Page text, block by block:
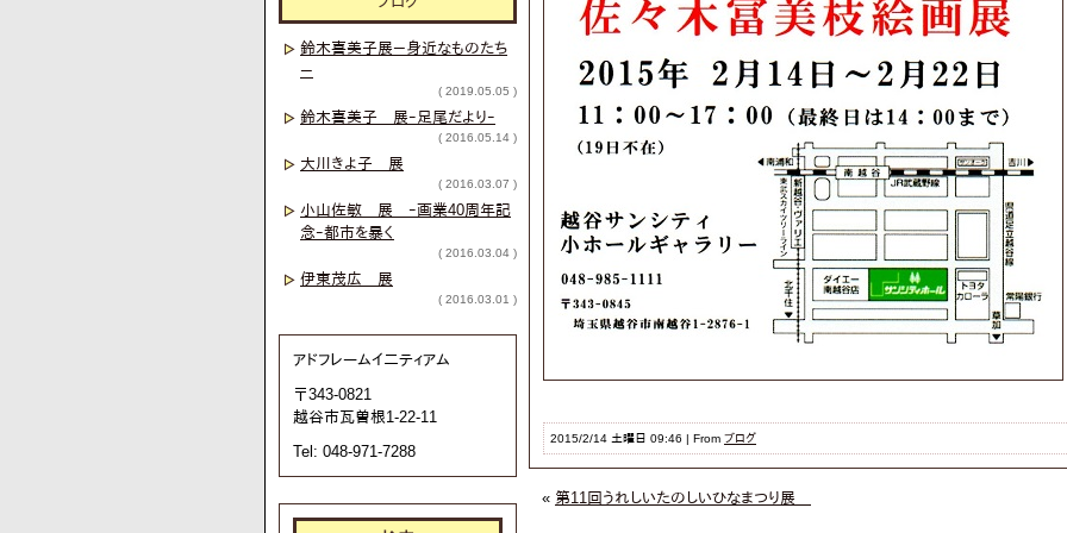
2015/2/14 土曜日 09:46 | From ブログ
« 第11回うれしいたのしいひなまつり展
鈴木喜美子展－身近なものたち
－
( 2019.05.05 )
鈴木喜美子 展ｰ足尾だよりｰ
( 2016.05.14 )
大川きよ子 展
( 2016.03.07 )
小山佐敏 展 ｰ画業40周年記
念ｰ都市を暴く
( 2016.03.04 )
伊東茂広 展
( 2016.03.01 )
アドフレームイ二ティアム
〒343-0821
越谷市瓦曽根1-22-11
Tel: 048-971-7288